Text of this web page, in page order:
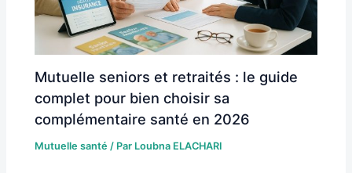
Mutuelle seniors et retraités : le guide
complet pour bien choisir sa
complémentaire santé en 2026
Mutuelle santé / Par Loubna ELACHARI